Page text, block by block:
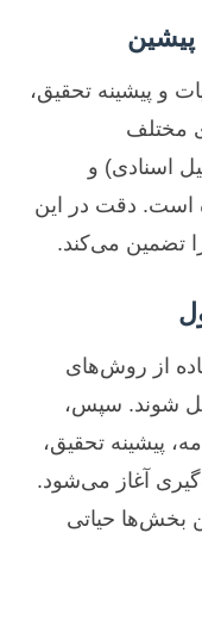
پیشین
و پیشینه تحقیق،
مختلف
اسنادی) و
است. دقت در این
را تضمین می‌کند.
از روش‌های
شوند. سپس،
پیشینه تحقیق،
آغاز می‌شود.
بخش‌ها حیاتی